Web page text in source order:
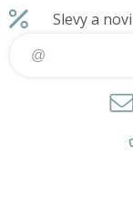
bohaté
Víceúčelový
Combo 4v1
prakticky všud
Slevy a